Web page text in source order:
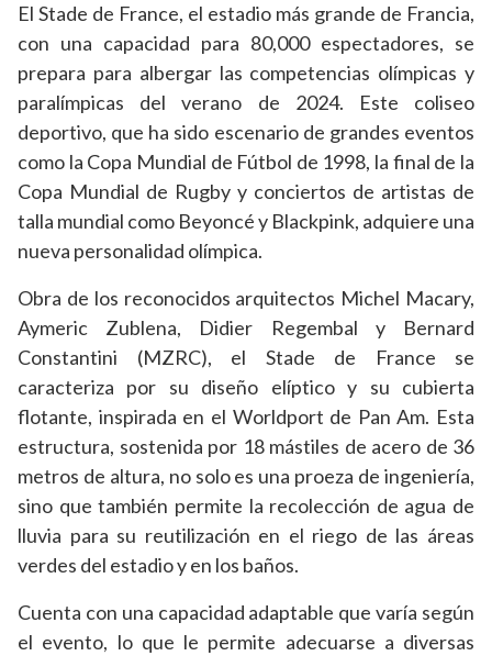
El Stade de France, el estadio más grande de Francia,
con una capacidad para 80,000 espectadores, se
prepara para albergar las competencias olímpicas y
paralímpicas del verano de 2024. Este coliseo
deportivo, que ha sido escenario de grandes eventos
como la Copa Mundial de Fútbol de 1998, la final de la
Copa Mundial de Rugby y conciertos de artistas de
talla mundial como Beyoncé y Blackpink, adquiere una
nueva personalidad olímpica.
Obra de los reconocidos arquitectos Michel Macary,
Aymeric Zublena, Didier Regembal y Bernard
Constantini (MZRC), el Stade de France se
caracteriza por su diseño elíptico y su cubierta
flotante, inspirada en el Worldport de Pan Am. Esta
estructura, sostenida por 18 mástiles de acero de 36
metros de altura, no solo es una proeza de ingeniería,
sino que también permite la recolección de agua de
lluvia para su reutilización en el riego de las áreas
verdes del estadio y en los baños.
Cuenta con una capacidad adaptable que varía según
el evento, lo que le permite adecuarse a diversas